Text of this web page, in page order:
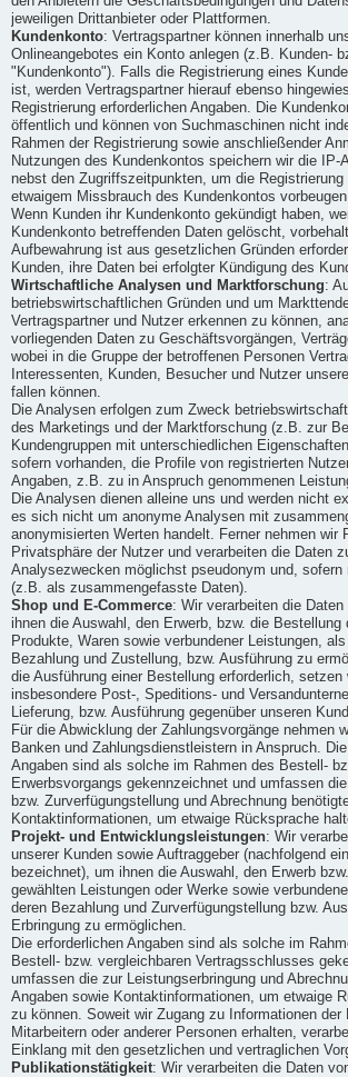
jeweiligen Drittanbieter oder Plattformen.
Kundenkonto: Vertragspartner können innerhalb
Onlineangebotes ein Konto anlegen (z.B. Kunden-
"Kundenkonto"). Falls die Registrierung eines
ist, werden Vertragspartner hierauf ebenso
Registrierung erforderlichen Angaben. Die
öffentlich und können von Suchmaschinen nicht
Rahmen der Registrierung sowie anschließender
Nutzungen des Kundenkontos speichern wir die IP-
nebst den Zugriffszeitpunkten, um die Registrierung
etwaigem Missbrauch des Kundenkontos
Wenn Kunden ihr Kundenkonto gekündigt haben,
Kundenkonto betreffenden Daten gelöscht,
Aufbewahrung ist aus gesetzlichen Gründen
Kunden, ihre Daten bei erfolgter Kündigung des
Wirtschaftliche Analysen und Marktforschung:
betriebswirtschaftlichen Gründen und um
Vertragspartner und Nutzer erkennen zu können,
vorliegenden Daten zu Geschäftsvorgängen,
wobei in die Gruppe der betroffenen Personen
Interessenten, Kunden, Besucher und Nutzer
fallen können.
Die Analysen erfolgen zum Zweck
des Marketings und der Marktforschung (z.B. zur
Kundengruppen mit unterschiedlichen
sofern vorhanden, die Profile von registrierten
Angaben, z.B. zu in Anspruch genommenen
Die Analysen dienen alleine uns und werden nicht
es sich nicht um anonyme Analysen mit
anonymisierten Werten handelt. Ferner nehmen wir
Privatsphäre der Nutzer und verarbeiten die Daten
Analysezwecken möglichst pseudonym und, sofern
(z.B. als zusammengefasste Daten).
Shop und E-Commerce: Wir verarbeiten die
ihnen die Auswahl, den Erwerb, bzw. die Bestellung
Produkte, Waren sowie verbundener Leistungen,
Bezahlung und Zustellung, bzw. Ausführung zu
die Ausführung einer Bestellung erforderlich, setzen
insbesondere Post-, Speditions- und
Lieferung, bzw. Ausführung gegenüber unseren
Für die Abwicklung der Zahlungsvorgänge nehmen
Banken und Zahlungsdienstleistern in Anspruch.
Angaben sind als solche im Rahmen des Bestell-
Erwerbsvorgangs gekennzeichnet und umfassen
bzw. Zurverfügungstellung und Abrechnung
Kontaktinformationen, um etwaige Rücksprache
Projekt- und Entwicklungsleistungen: Wir
unserer Kunden sowie Auftraggeber (nachfolgend
bezeichnet), um ihnen die Auswahl, den Erwerb
gewählten Leistungen oder Werke sowie
deren Bezahlung und Zurverfügungstellung bzw.
Erbringung zu ermöglichen.
Die erforderlichen Angaben sind als solche im
Bestell- bzw. vergleichbaren Vertragsschlusses
umfassen die zur Leistungserbringung und
Angaben sowie Kontaktinformationen, um etwaige
zu können. Soweit wir Zugang zu Informationen der
Mitarbeitern oder anderer Personen erhalten,
Einklang mit den gesetzlichen und vertraglichen
Publikationstätigkeit: Wir verarbeiten die Daten